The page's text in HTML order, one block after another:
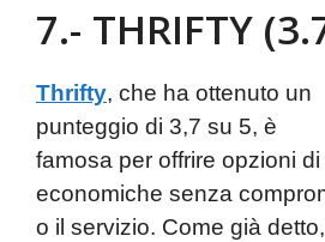
7.- THRIFTY
Thrifty, che ha ottenuto un
punteggio di 3,7 su 5, è
famosa per offrire opzioni
economiche senza
o il servizio. Come già detto,